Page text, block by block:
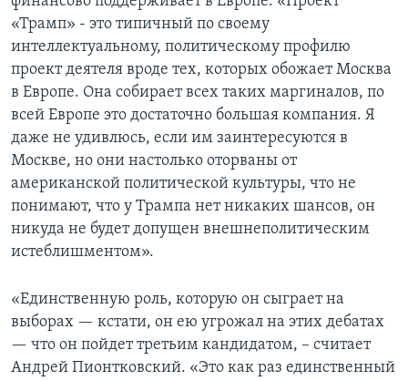
«Трамп» - это типичный по своему
интеллектуальному, политическому профилю
проект деятеля вроде тех, которых обожает Москва
в Европе. Она собирает всех таких маргиналов, по
всей Европе это достаточно большая компания. Я
даже не удивлюсь, если им заинтересуются в
Москве, но они настолько оторваны от
американской политической культуры, что не
понимают, что у Трампа нет никаких шансов, он
никуда не будет допущен внешнеполитическим
истеблишментом».
«Единственную роль, которую он сыграет на
выборах — кстати, он ею угрожал на этих дебатах
— что он пойдет третьим кандидатом, – считает
Андрей Пионтковский. «Это как раз единственный